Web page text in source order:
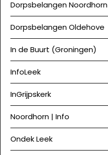
Dorpsbelangen Noordhorn
Dorpsbelangen Oldehove
In de Buurt (Groningen)
InfoLeek
InGrijpskerk
Noordhorn | Info
Ondek Leek